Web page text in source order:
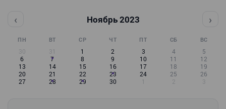
‹ Ноябрь 2023 ›
ПН ВТ СР ЧТ ПТ СБ ВС
30 31 1 2 3 4
5
6
7 8 9 10 11
12
13
14 15 16 17 18
19
20
21 22 23 24 25
26
27
28 29 30 1 2 3